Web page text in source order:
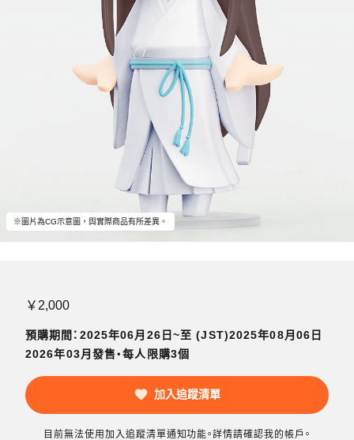
※圖片為CG示意圖，與實際商品有所差異。
￥2,000
預購期間：2025年06月26日~至 (JST)2025年08月06日
2026年03月發售・每人限購3個
加入追蹤清單
目前無法使用加入追蹤清單通知功能。詳情請確認我的帳戶。